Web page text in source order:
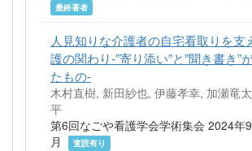
最終著者
人見知りな介護者の自宅看取りを支
護の関わり-”寄り添い”と”聞き書き”
たもの-
木村直樹, 新田紗也, 伊藤孝幸, 加瀬竜
平
第6回なごや看護学会学術集会 2024年9
月
査読有り